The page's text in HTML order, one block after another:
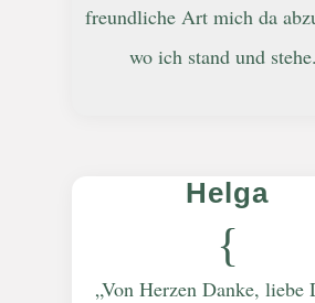
freundliche Art mich da
wo ich stand und
Helga
{
„Von Herzen Danke, liebe